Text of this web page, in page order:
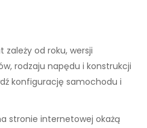
zależy od roku, wersji
rodzaju napędu i konstrukcji
konfigurację samochodu i
stronie internetowej okażą